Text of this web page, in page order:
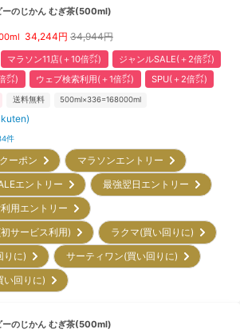
ーのじかん むぎ茶(500ml)
34,244円 34,944円
マラソン11店(＋10倍㌽)
ジャンルSALE(＋2倍㌽)
㌽)
ウェブ検索利用(＋1倍㌽) SPU(＋2倍㌽)
送料無料 500ml×336=168000ml
件
ーポン
マラソンエントリー
エントリー
最強翌日エントリー
利用エントリー
初サービス利用)
ラクマ(買い回りに)
りに)
サーティワン(買い回りに)
い回りに)
ーのじかん むぎ茶(500ml)